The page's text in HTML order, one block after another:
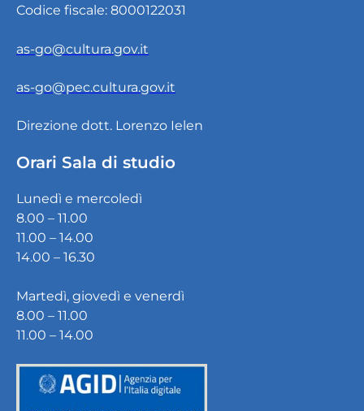
Codice fiscale: 8000122031
as-go@cultura.gov.it
as-go@pec.cultura.gov.it
Direzione dott. Lorenzo Ielen
Orari Sala di studio
Lunedì e mercoledì
8.00 – 11.00
11.00 – 14.00
14.00 – 16.30
Martedì, giovedì e venerdì
8.00 – 11.00
11.00 – 14.00